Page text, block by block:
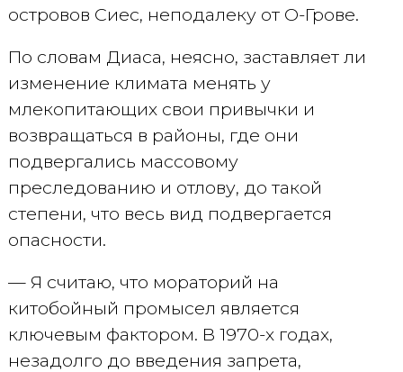
островов Сиес, неподалеку от О-Грове.
По словам Диаса, неясно, заставляет ли
изменение климата менять у
млекопитающих свои привычки и
возвращаться в районы, где они
подвергались массовому
преследованию и отлову, до такой
степени, что весь вид подвергается
опасности.
— Я считаю, что мораторий на
китобойный промысел является
ключевым фактором. В 1970-х годах,
незадолго до введения запрета,